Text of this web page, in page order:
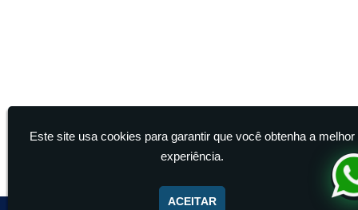
Este site usa cookies para garantir que você obtenha a melhor
experiência.
ACEITAR